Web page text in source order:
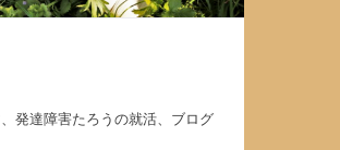
発達障害たろうの就活、ブログ